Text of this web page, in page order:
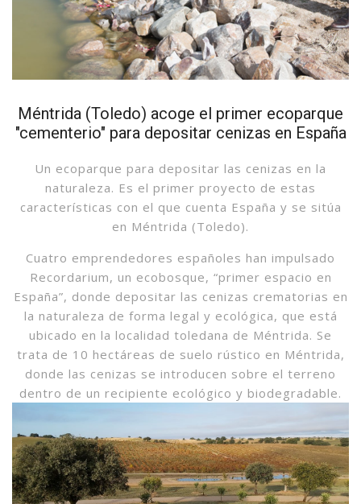
Méntrida (Toledo) acoge el primer ecoparque
"cementerio" para depositar cenizas en España
Un ecoparque para depositar las cenizas en la
naturaleza. Es el primer proyecto de estas
características con el que cuenta España y se sitúa
en Méntrida (Toledo).
Cuatro emprendedores españoles han impulsado
Recordarium, un ecobosque, “primer espacio en
España”, donde depositar las cenizas crematorias en
la naturaleza de forma legal y ecológica, que está
ubicado en la localidad toledana de Méntrida. Se
trata de 10 hectáreas de suelo rústico en Méntrida,
donde las cenizas se introducen sobre el terreno
dentro de un recipiente ecológico y biodegradable.